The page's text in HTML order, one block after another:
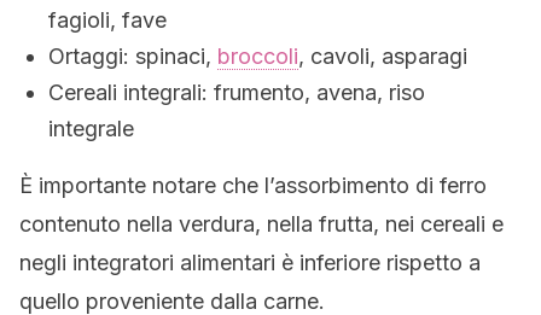
fagioli, fave
Ortaggi: spinaci, broccoli, cavoli, asparagi
Cereali integrali: frumento, avena, riso
integrale
È importante notare che l’assorbimento di ferro
contenuto nella verdura, nella frutta, nei cereali e
negli integratori alimentari è inferiore rispetto a
quello proveniente dalla carne.